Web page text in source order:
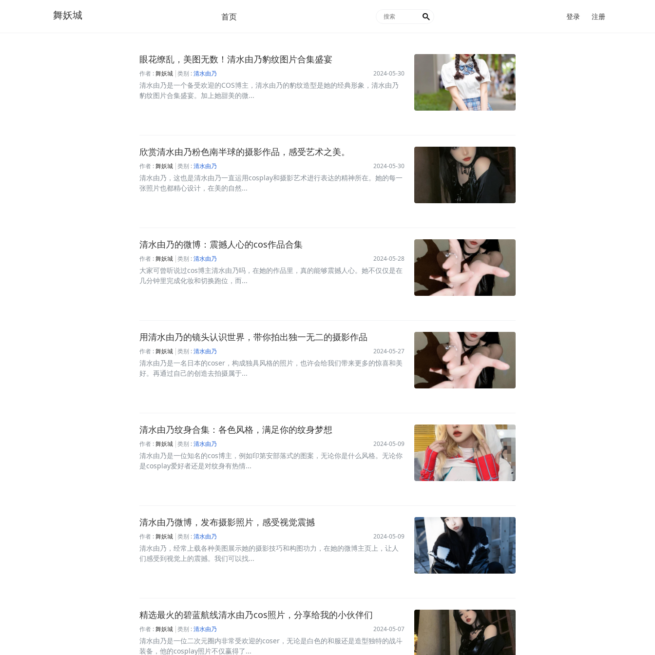
舞妖城 首页  登录 注册
眼花缭乱，美图无数！清水由乃豹纹图片合集盛宴
作者 :舞妖城 类别 :清水由乃 2024-05-30
清水由乃是一个备受欢迎的COS博主，清水由乃的豹纹造型是她的经典形象，清水由乃
豹纹图片合集盛宴。加上她甜美的微...
欣赏清水由乃粉色南半球的摄影作品，感受艺术之美。
作者 :舞妖城 类别 :清水由乃 2024-05-30
清水由乃，这也是清水由乃一直运用cosplay和摄影艺术进行表达的精神所在。她的每一
张照片也都精心设计，在美的自然...
清水由乃的微博：震撼人心的cos作品合集
作者 :舞妖城 类别 :清水由乃 2024-05-28
大家可曾听说过cos博主清水由乃吗，在她的作品里，真的能够震撼人心。她不仅仅是在
几分钟里完成化妆和切换跑位，而...
用清水由乃的镜头认识世界，带你拍出独一无二的摄影作品
作者 :舞妖城 类别 :清水由乃 2024-05-27
清水由乃是一名日本的coser，构成独具风格的照片，也许会给我们带来更多的惊喜和美
好。再通过自己的创造去拍摄属于...
清水由乃纹身合集：各色风格，满足你的纹身梦想
作者 :舞妖城 类别 :清水由乃 2024-05-09
清水由乃是一位知名的cos博主，例如印第安部落式的图案，无论你是什么风格。无论你
是cosplay爱好者还是对纹身有热情...
清水由乃微博，发布摄影照片，感受视觉震撼
作者 :舞妖城 类别 :清水由乃 2024-05-09
清水由乃，经常上载各种美图展示她的摄影技巧和构图功力，在她的微博主页上，让人
们感受到视觉上的震撼。我们可以找...
精选最火的碧蓝航线清水由乃cos照片，分享给我的小伙伴们
作者 :舞妖城 类别 :清水由乃 2024-05-07
清水由乃是一位二次元圈内非常受欢迎的coser，无论是白色的和服还是造型独特的战斗
装备，他的cosplay照片不仅赢得了...